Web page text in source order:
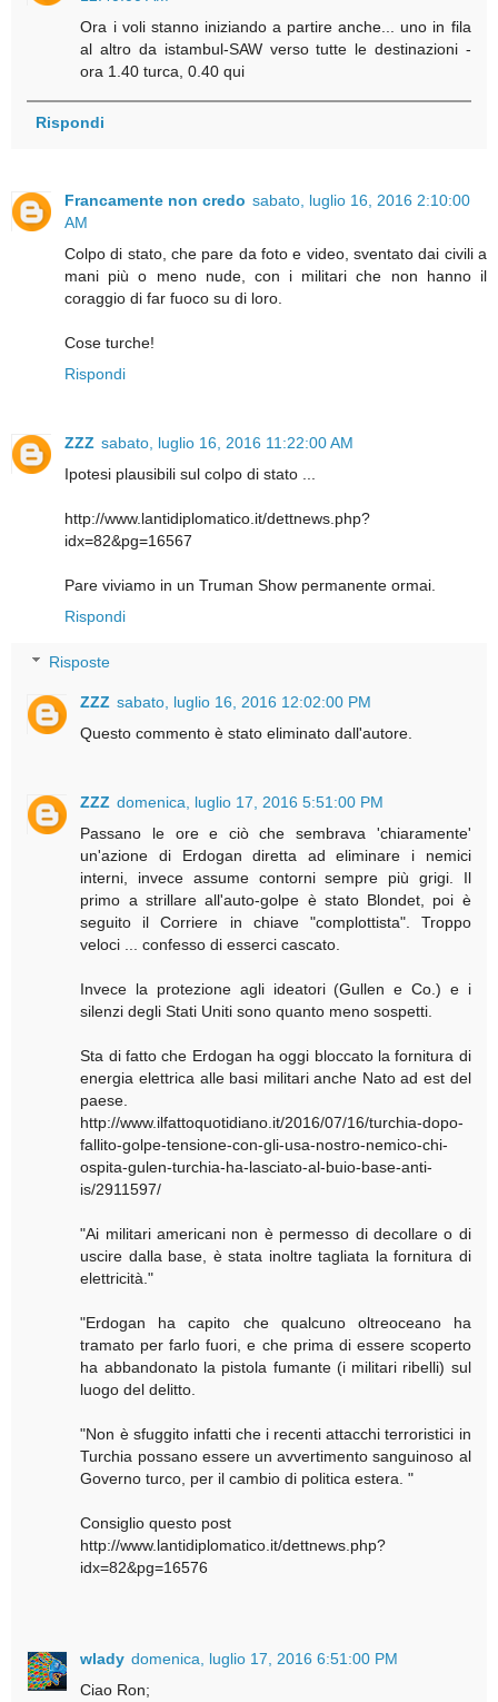
Ora i voli stanno iniziando a partire anche... uno in fila
al altro da istambul-SAW verso tutte le destinazioni -
ora 1.40 turca, 0.40 qui
Rispondi
Francamente non credo sabato, luglio 16, 2016 2:10:00
AM
Colpo di stato, che pare da foto e video, sventato dai civili a
mani più o meno nude, con i militari che non hanno il
coraggio di far fuoco su di loro.
Cose turche!
Rispondi
ZZZ sabato, luglio 16, 2016 11:22:00 AM
Ipotesi plausibili sul colpo di stato ...
http://www.lantidiplomatico.it/dettnews.php?
idx=82&pg=16567
Pare viviamo in un Truman Show permanente ormai.
Rispondi
Risposte
ZZZ sabato, luglio 16, 2016 12:02:00 PM
Questo commento è stato eliminato dall'autore.
ZZZ domenica, luglio 17, 2016 5:51:00 PM
Passano le ore e ciò che sembrava 'chiaramente'
un'azione di Erdogan diretta ad eliminare i nemici
interni, invece assume contorni sempre più grigi. Il
primo a strillare all'auto-golpe è stato Blondet, poi è
seguito il Corriere in chiave "complottista". Troppo
veloci ... confesso di esserci cascato.
Invece la protezione agli ideatori (Gullen e Co.) e i
silenzi degli Stati Uniti sono quanto meno sospetti.
Sta di fatto che Erdogan ha oggi bloccato la fornitura di
energia elettrica alle basi militari anche Nato ad est del
paese.
http://www.ilfattoquotidiano.it/2016/07/16/turchia-dopo-
fallito-golpe-tensione-con-gli-usa-nostro-nemico-chi-
ospita-gulen-turchia-ha-lasciato-al-buio-base-anti-
is/2911597/
"Ai militari americani non è permesso di decollare o di
uscire dalla base, è stata inoltre tagliata la fornitura di
elettricità."
"Erdogan ha capito che qualcuno oltreoceano ha
tramato per farlo fuori, e che prima di essere scoperto
ha abbandonato la pistola fumante (i militari ribelli) sul
luogo del delitto.
"Non è sfuggito infatti che i recenti attacchi terroristici in
Turchia possano essere un avvertimento sanguinoso al
Governo turco, per il cambio di politica estera. "
Consiglio questo post
http://www.lantidiplomatico.it/dettnews.php?
idx=82&pg=16576
wlady domenica, luglio 17, 2016 6:51:00 PM
Ciao Ron;